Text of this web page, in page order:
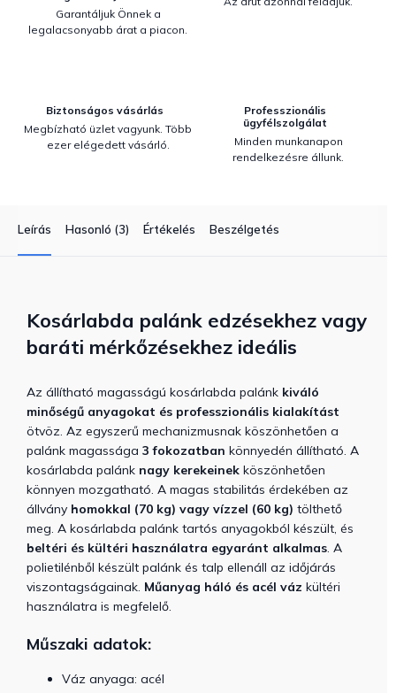
Garantáljuk Önnek a
legalacsonyabb árat a piacon.
Biztonságos vásárlás
Megbízható üzlet vagyunk. Több
ezer elégedett vásárló.
Professzionális
ügyfélszolgálat
Minden munkanapon
rendelkezésre állunk.
Leírás Hasonló (3) Értékelés Beszélgetés
Kosárlabda palánk edzésekhez vagy
baráti mérkőzésekhez ideális
Az állítható magasságú kosárlabda palánk kiváló
minőségű anyagokat és professzionális kialakítást
ötvöz. Az egyszerű mechanizmusnak köszönhetően a
palánk magassága 3 fokozatban könnyedén állítható. A
kosárlabda palánk nagy kerekeinek köszönhetően
könnyen mozgatható. A magas stabilitás érdekében az
állvány homokkal (70 kg) vagy vízzel (60 kg) tölthető
meg. A kosárlabda palánk tartós anyagokból készült, és
beltéri és kültéri használatra egyaránt alkalmas. A
polietilénből készült palánk és talp ellenáll az időjárás
viszontagságainak. Műanyag háló és acél váz kültéri
használatra is megfelelő.
Műszaki adatok:
Váz anyaga: acél